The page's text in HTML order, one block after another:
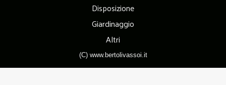
Disposizione
Giardinaggio
Altri
(C) www.bertolivassoi.it